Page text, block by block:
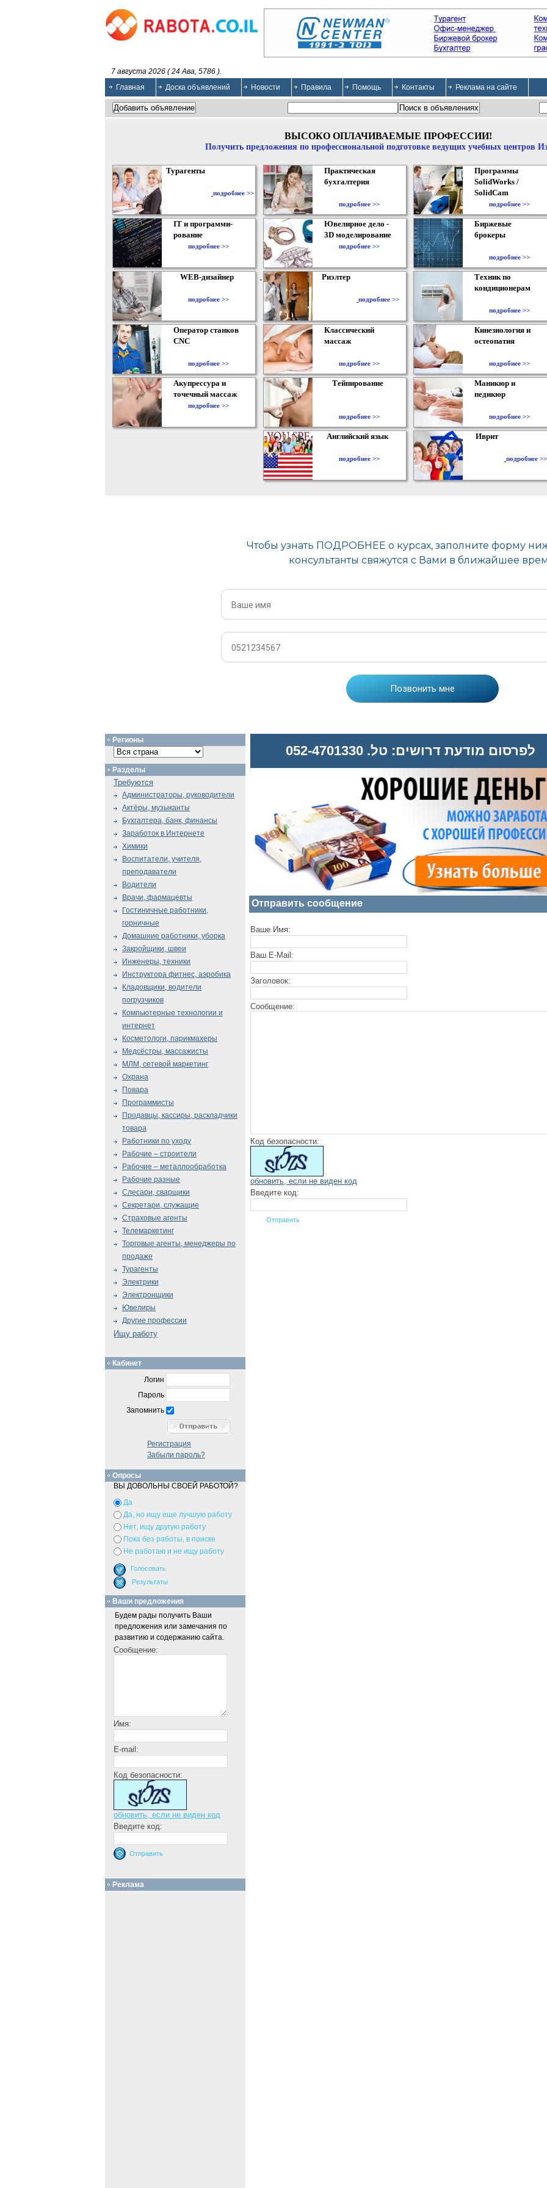
7 августа 2026 ( 24 Ава, 5786 ).
Главная
Доска объявлений Новости Правила Помощь Контакты Реклама на сайте
ВЫСОКО ОПЛАЧИВАЕМЫЕ ПРОФЕССИИ!
Получить предложения по профессиональной подготовке ведущих учебных центров
Турагенты
подробнее >>
Практическая
бухгалтерия
подробнее >>
Программы
SolidWorks /
SolidCam
подробнее >>
IT и программи-
рование
подробнее >>
Ювелирное дело -
3D моделирование
подробнее >>
Биржевые
брокеры
подробнее >>
WEB-дизайнер
подробнее >>
Риэлтер
подробнее >>
Техник по
кондиционерам
подробнее >>
Оператор станков
CNC
подробнее >>
Классический
массаж
подробнее >>
Кинезиология и
остеопатия
подробнее >>
Акупрессура и
точечный массаж
подробнее >>
Тейпирование
подробнее >>
Маникюр и
педикюр
подробнее >>
Английский язык
подробнее >>
Иврит
подробнее >>
לפרסום מודעת דרושים: טל. 052-4701330
Отправить сообщение
Ваше Имя:
Ваш E-Mail:
Заголовок:
Сообщение:
Код безопасности:
обновить, если не виден код
Введите код:
Регионы
Разделы
Требуются
Администраторы, руководители
Актёры, музыканты
Бухгалтера, банк, финансы
Заработок в Интернете
Химики
Воспитатели, учителя,
преподаватели
Водители
Врачи, фармацевты
Гостиничные работники,
горничные
Домашние работники, уборка
Закройщики, швеи
Инженеры, техники
Инструктора фитнес, аэробика
Кладовщики, водители
погрузчиков
Компьютерные технологии и
интернет
Косметологи, парикмахеры
Медсёстры, массажисты
МЛМ, сетевой маркетинг
Охрана
Повара
Программисты
Продавцы, кассиры, раскладчики
товара
Работники по уходу
Рабочие – строители
Рабочие – металлообработка
Рабочие разные
Слесари, сварщики
Секретари, служащие
Страховые агенты
Телемаркетинг
Торговые агенты, менеджеры по
продаже
Турагенты
Электрики
Электронщики
Ювелиры
Другие профессии
Ищу работу
Кабинет
Логин
Пароль
Запомнить
Регистрация
Забыли пароль?
Опросы
ВЫ ДОВОЛЬНЫ СВОЕЙ РАБОТОЙ?
Да
Да, но ищу еще лучшую работу
Нет, ищу другую работу
Пока без работы, в поиске
Не работаю и не ищу работу
Ваши предложения
Будем рады получить Ваши
предложения или замечания по
развитию и содержанию сайта.
Сообщение:
Имя:
E-mail:
Код безопасности:
обновить, если не виден код
Введите код:
Реклама